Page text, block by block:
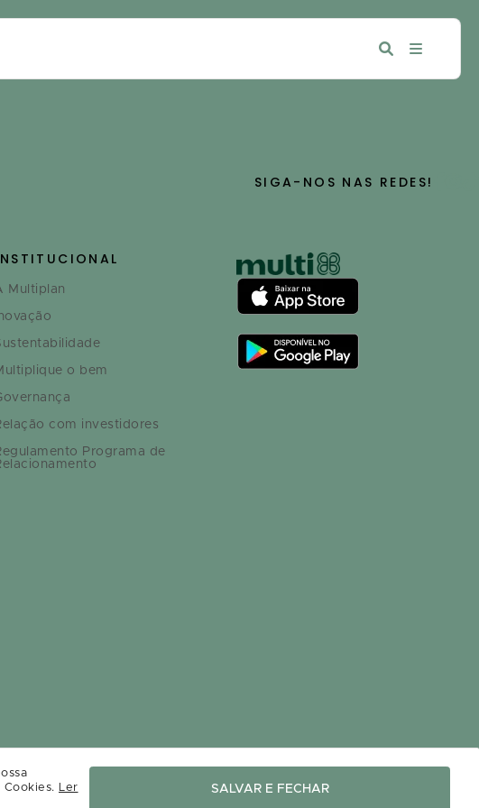
SIGA-NOS NAS REDES!
Multiplan
o bem
com investidores
Programa de
Ler
SALVAR E FECHAR